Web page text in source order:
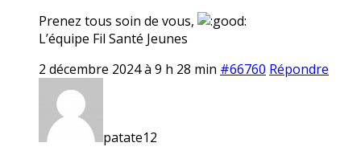
Prenez tous soin de vous,
L’équipe Fil Santé Jeunes
2 décembre 2024 à 9 h 28 min #66760 Répondre
patate12